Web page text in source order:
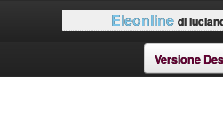
Eleonline di
Versione